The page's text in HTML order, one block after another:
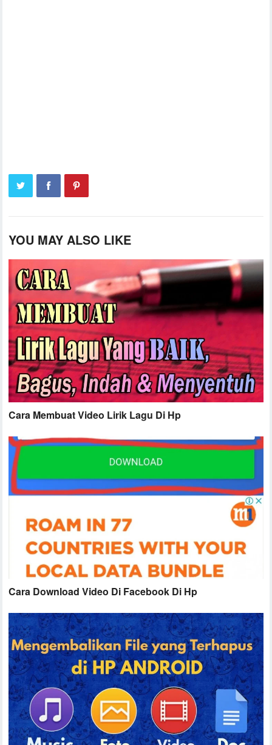
YOU MAY ALSO LIKE
Cara Membuat Video Lirik Lagu Di Hp
Cara Download Video Di Facebook Di Hp